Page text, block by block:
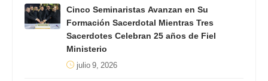
Cinco Seminaristas Avanzan en Su
Formación Sacerdotal Mientras Tres
Sacerdotes Celebran 25 años de Fiel
Ministerio
julio 9, 2026